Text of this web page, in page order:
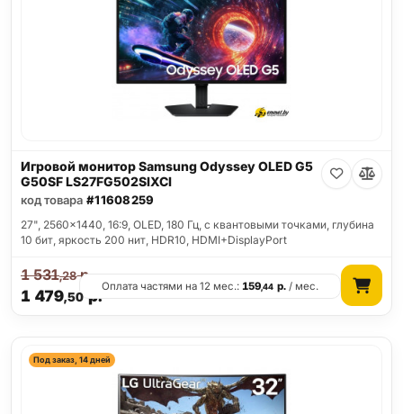
Игровой монитор Samsung Odyssey OLED G5
G50SF LS27FG502SIXCI
код товара #11608259
27", 2560x1440, 16:9, OLED, 180 Гц, c квантовыми точками, глубина
10 бит, яркость 200 нит, HDR10, HDMI+DisplayPort
1 479,50 р.
1 531,28р.
Оплата частями на 12 мес.:159,44 р./ мес.
Под заказ, 14 дней